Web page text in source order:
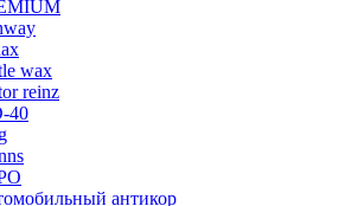
wax
reinz
40
антикор